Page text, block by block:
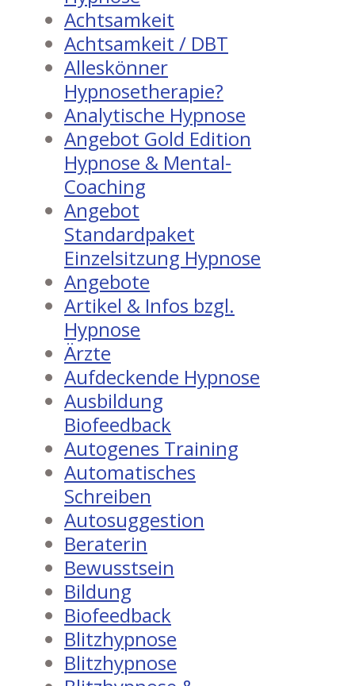
Achtsamkeit
Achtsamkeit / DBT
Alleskönner
Hypnosetherapie?
Analytische Hypnose
Angebot Gold Edition
Hypnose & Mental-
Coaching
Angebot
Standardpaket
Einzelsitzung Hypnose
Angebote
Artikel & Infos bzgl.
Hypnose
Ärzte
Aufdeckende Hypnose
Ausbildung
Biofeedback
Autogenes Training
Automatisches
Schreiben
Autosuggestion
Beraterin
Bewusstsein
Bildung
Biofeedback
Blitzhypnose
Blitzhypnose